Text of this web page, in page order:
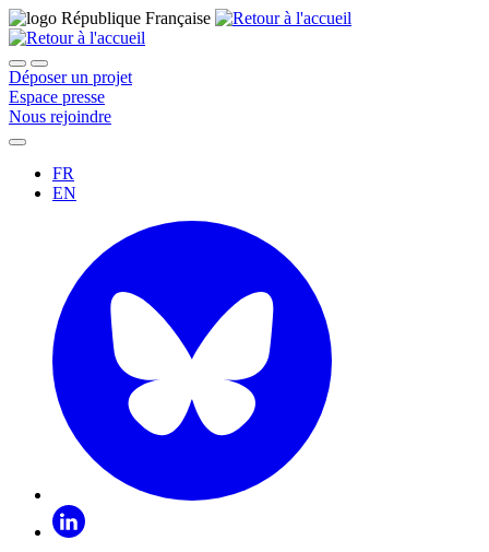
Déposer un projet
Espace presse
Nous rejoindre
FR
EN